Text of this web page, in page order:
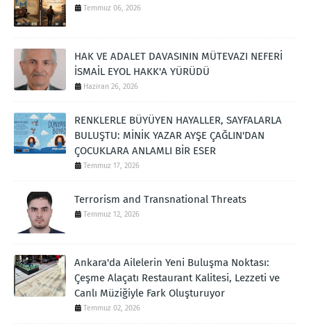
Temmuz 06, 2026
HAK VE ADALET DAVASININ MÜTEVAZI NEFERİ
İSMAİL EYOL HAKK'A YÜRÜDÜ
Haziran 26, 2026
RENKLERLE BÜYÜYEN HAYALLER, SAYFALARLA
BULUŞTU: MİNİK YAZAR AYŞE ÇAĞLIN'DAN
ÇOCUKLARA ANLAMLI BİR ESER
Temmuz 17, 2026
Terrorism and Transnational Threats
Temmuz 12, 2026
Ankara'da Ailelerin Yeni Buluşma Noktası:
Çeşme Alaçatı Restaurant Kalitesi, Lezzeti ve
Canlı Müziğiyle Fark Oluşturuyor
Temmuz 02, 2026